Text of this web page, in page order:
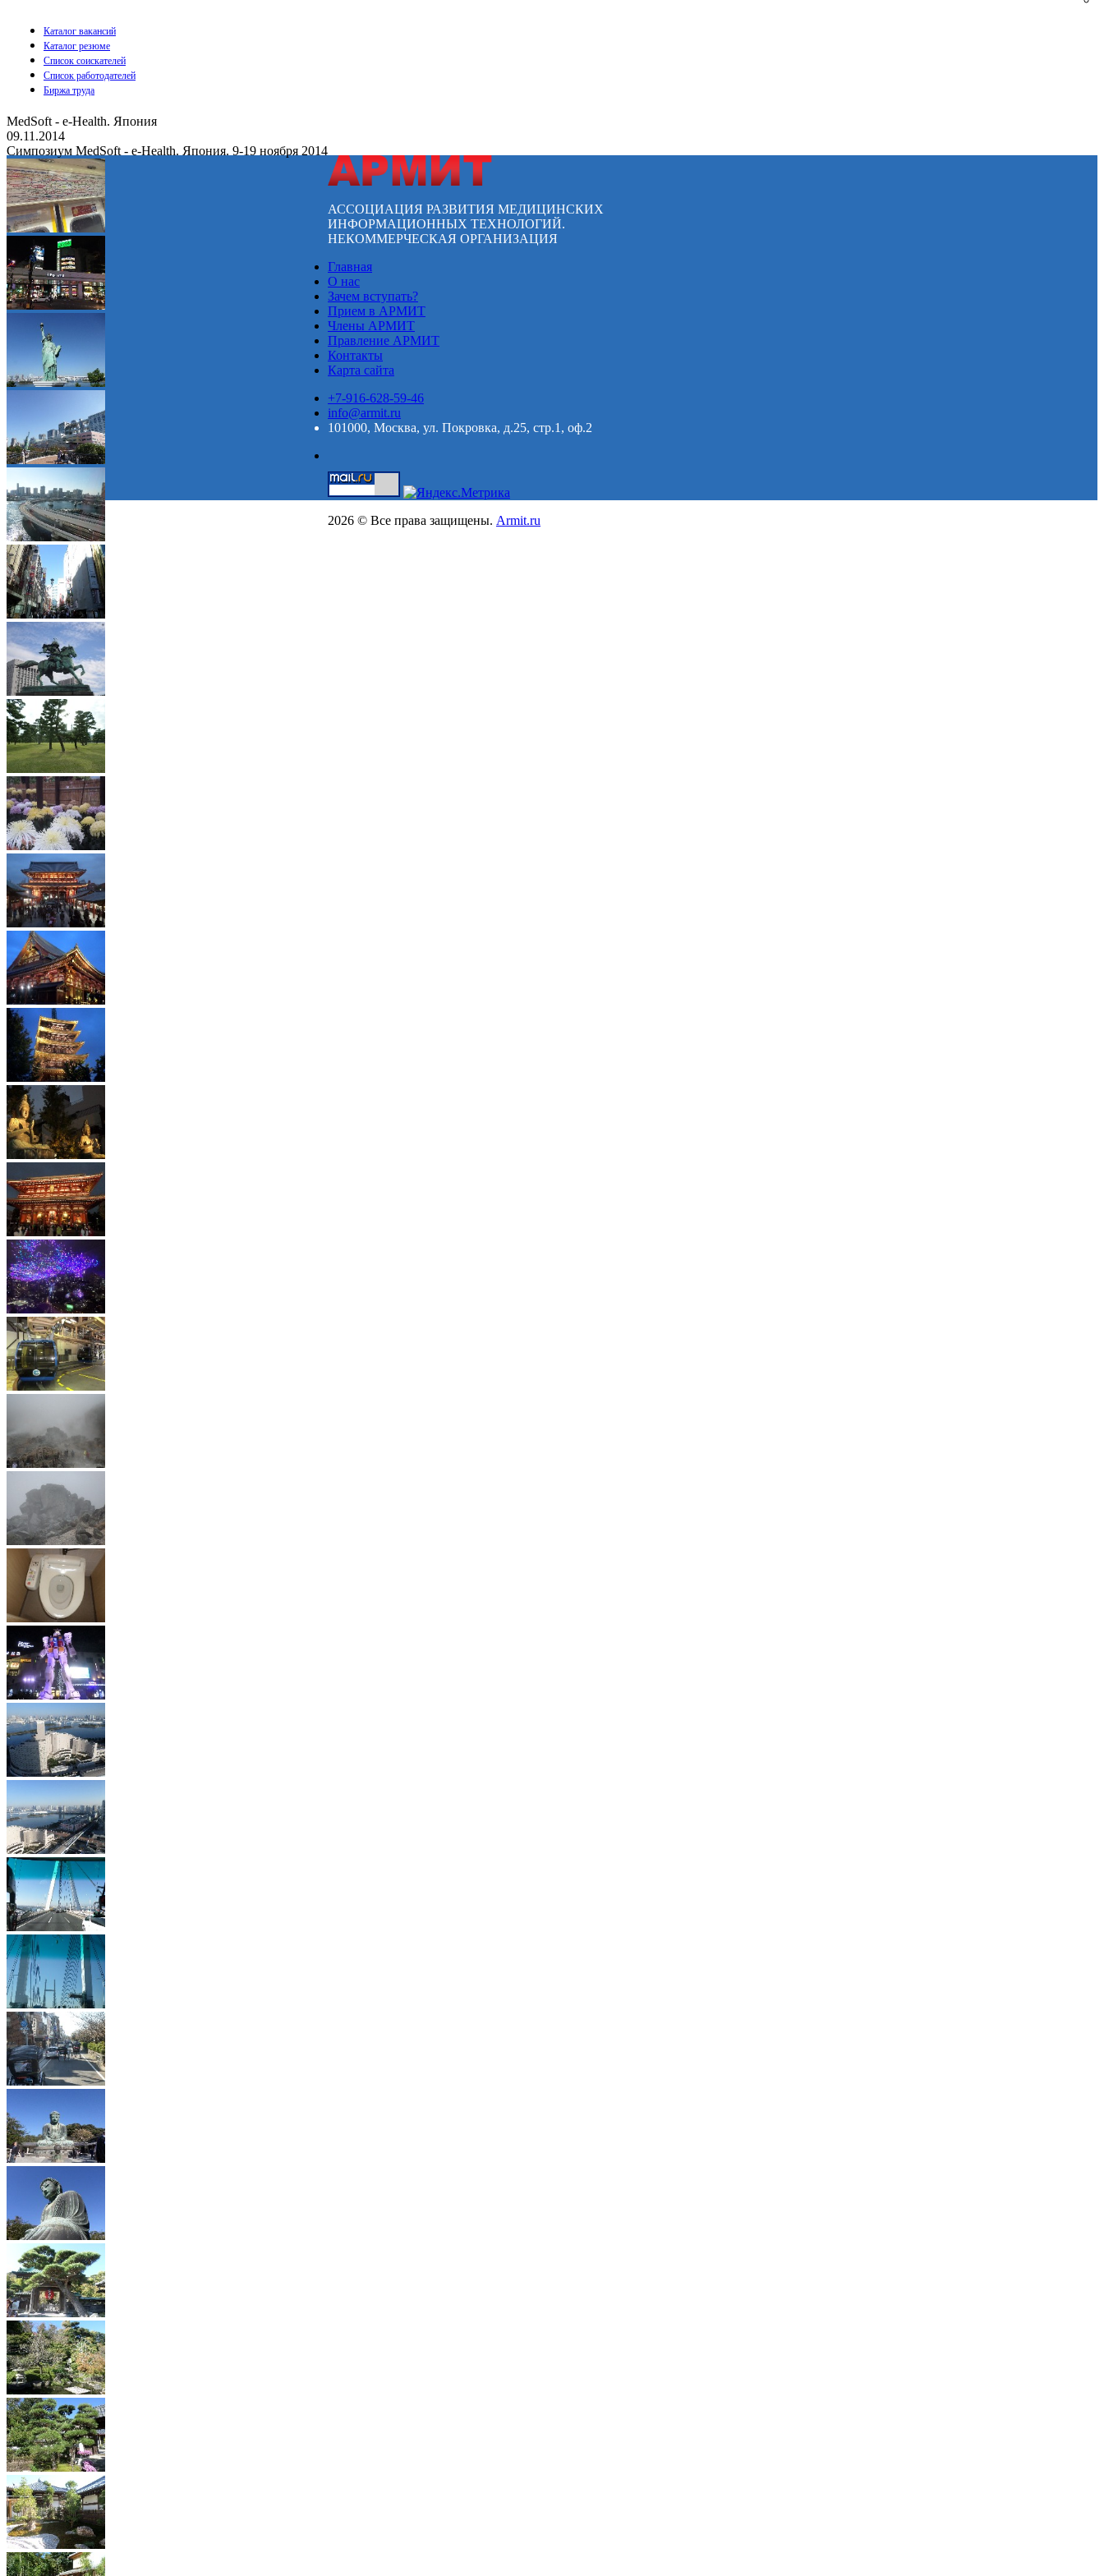
Каталог вакансий
Каталог резюме
Список соискателей
Список работодателей
Биржа труда
MedSoft - e-Health. Япония
09.11.2014
Симпозиум MedSoft - e-Health. Япония. 9-19 ноября 2014
АССОЦИАЦИЯ РАЗВИТИЯ МЕДИЦИНСКИХ
ИНФОРМАЦИОННЫХ ТЕХНОЛОГИЙ.
НЕКОММЕРЧЕСКАЯ ОРГАНИЗАЦИЯ
Главная
О нас
Зачем вступать?
Прием в АРМИТ
Члены АРМИТ
Правление АРМИТ
Контакты
Карта сайта
+7-916-628-59-46
info@armit.ru
101000, Москва, ул. Покровка, д.25, стр.1, оф.2
2026 © Все права защищены. Armit.ru